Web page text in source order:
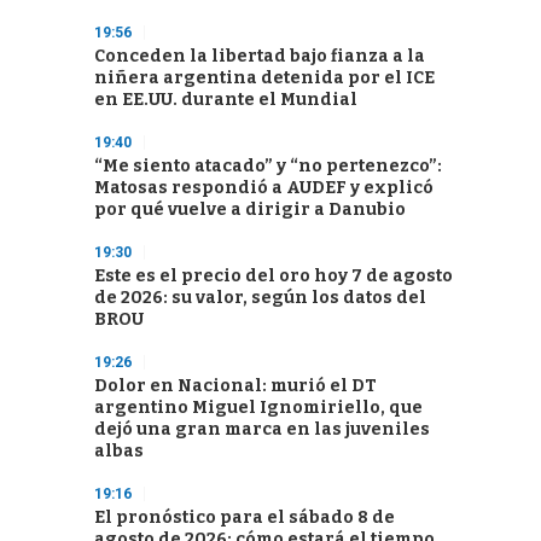
19:56
Conceden la libertad bajo fianza a la
niñera argentina detenida por el ICE
en EE.UU. durante el Mundial
19:40
“Me siento atacado” y “no pertenezco”:
Matosas respondió a AUDEF y explicó
por qué vuelve a dirigir a Danubio
19:30
Este es el precio del oro hoy 7 de agosto
de 2026: su valor, según los datos del
BROU
19:26
Dolor en Nacional: murió el DT
argentino Miguel Ignomiriello, que
dejó una gran marca en las juveniles
albas
19:16
El pronóstico para el sábado 8 de